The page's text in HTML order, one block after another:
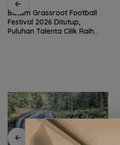
Batam Grassroot Football
Festival 2026 Ditutup,
Puluhan Talenta Cilik Raih